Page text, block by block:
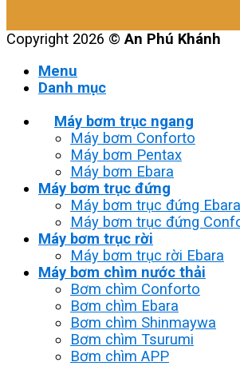
Copyright 2026 ©An Phú Khánh
Menu
Danh mục
Máy bơm trục ngang
Máy bơm Conforto
Máy bơm Pentax
Máy bơm Ebara
Máy bơm trục đứng
Máy bơm trục đứng Ebara
Máy bơm trục đứng
Máy bơm trục rời
Máy bơm trục rời Ebara
Máy bơm chìm nước thải
Bơm chìm Conforto
Bơm chìm Ebara
Bơm chìm Shinmaywa
Bơm chìm Tsurumi
Bơm chìm APP